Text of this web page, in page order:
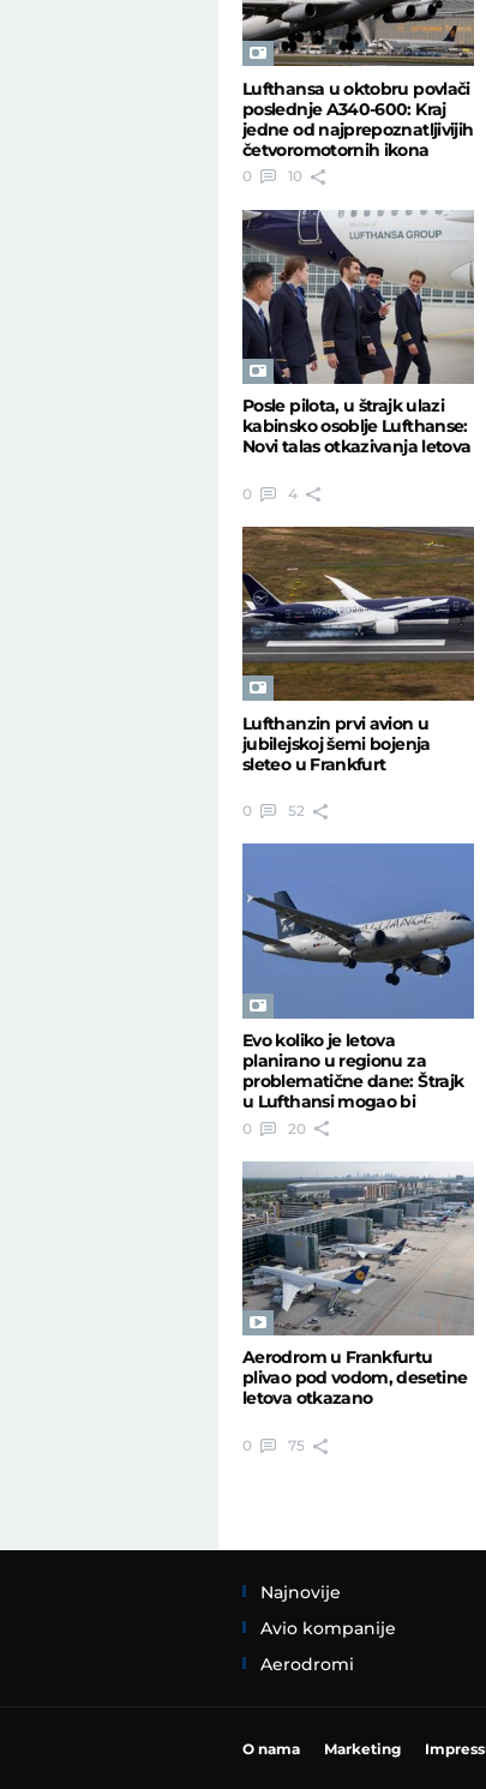
Lufthansa u oktobru povlači
poslednje A340-600: Kraj
jedne od najprepoznatljivijih
četvoromotornih ikona
0 10
Posle pilota, u štrajk ulazi
kabinsko osoblje Lufthanse:
Novi talas otkazivanja letova
0 4
Lufthanzin prvi avion u
jubilejskoj šemi bojenja
sleteo u Frankfurt
0 52
Evo koliko je letova
planirano u regionu za
problematične dane: Štrajk
u Lufthansi mogao bi
poremeti saobraćaj
0 20
Aerodrom u Frankfurtu
plivao pod vodom, desetine
letova otkazano
0 75
Najnovije
Avio kompanije
Aerodromi
O nama Marketing